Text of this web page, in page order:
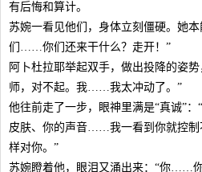
有后悔和算计。
苏婉一看见他们，身体立刻僵硬。她
们……你们还来干什么？走开！”
阿卜杜拉耶举起双手，做出投降的姿
师，对不起。我……我太冲动了。”
他往前走了一步，眼神里满是“真诚”
皮肤、你的声音……我一看到你就控制
样对你。”
苏婉瞪着他，眼泪又涌出来：“你……